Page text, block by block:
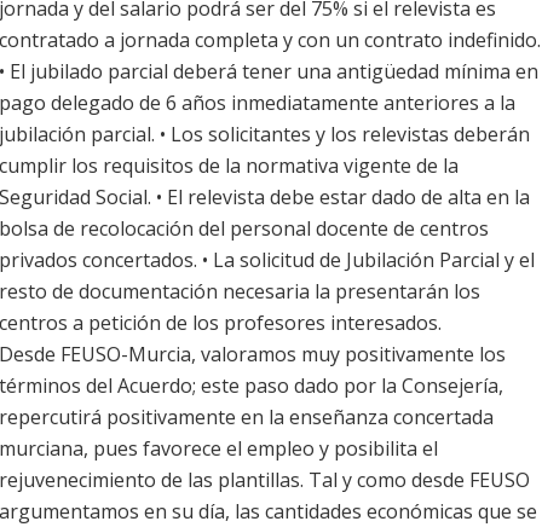
jornada y del salario podrá ser del 75% si el relevista es
contratado a jornada completa y con un contrato indefinido.
• El jubilado parcial deberá tener una antigüedad mínima en
pago delegado de 6 años inmediatamente anteriores a la
jubilación parcial. • Los solicitantes y los relevistas deberán
cumplir los requisitos de la normativa vigente de la
Seguridad Social. • El relevista debe estar dado de alta en la
bolsa de recolocación del personal docente de centros
privados concertados. • La solicitud de Jubilación Parcial y el
resto de documentación necesaria la presentarán los
centros a petición de los profesores interesados.
Desde FEUSO-Murcia, valoramos muy positivamente los
términos del Acuerdo; este paso dado por la Consejería,
repercutirá positivamente en la enseñanza concertada
murciana, pues favorece el empleo y posibilita el
rejuvenecimiento de las plantillas. Tal y como desde FEUSO
argumentamos en su día, las cantidades económicas que se